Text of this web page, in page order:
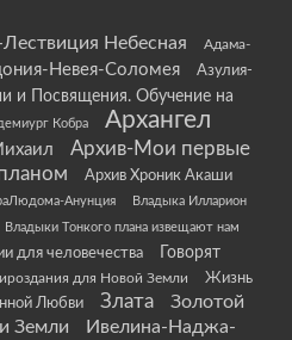
Лествиция Небесная
Адама-
Невея-Соломея
Азулия-
и Посвящения. Обучение на
Кобра
Архангел
Архив-Мои первые
Архив Хроник Акаши
Анунция Владыка Илларион
Владыки Тонкого плана извещают нам
для человечества
Говорят
для Новой Земли
Жизнь
Любви
Злата
Золотой
Земли
Ивелина-Наджа-